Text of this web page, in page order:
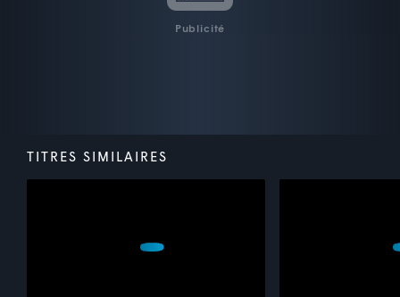
Publicité
TITRES SIMILAIRES